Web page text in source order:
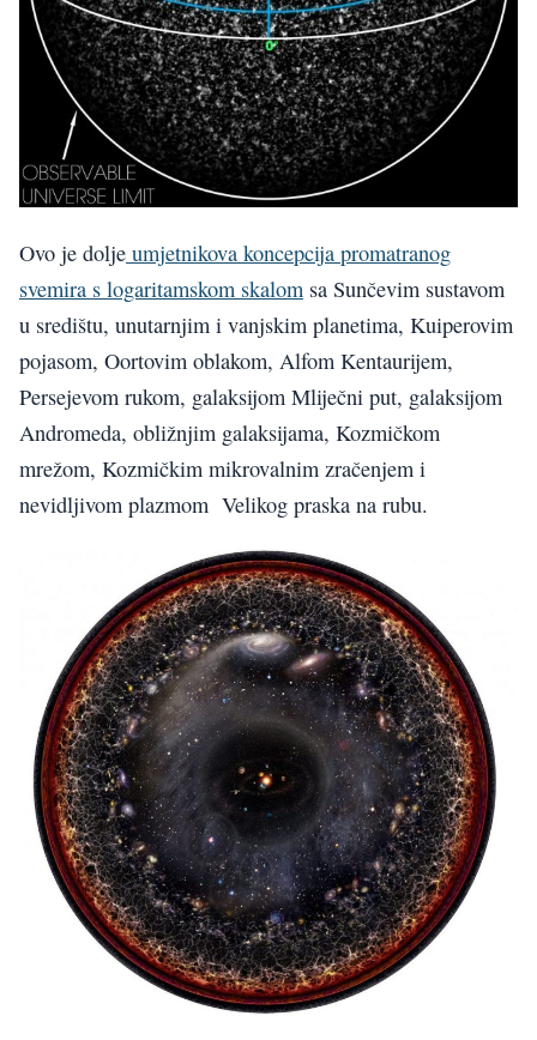
Ovo je dolje umjetnikova koncepcija promatranog
svemira s logaritamskom skalom sa Sunčevim sustavom
u središtu, unutarnjim i vanjskim planetima, Kuiperovim
pojasom, Oortovim oblakom, Alfom Kentaurijem,
Persejevom rukom, galaksijom Mliječni put, galaksijom
Andromeda, obližnjim galaksijama, Kozmičkom
mrežom, Kozmičkim mikrovalnim zračenjem i
nevidljivom plazmom Velikog praska na rubu.